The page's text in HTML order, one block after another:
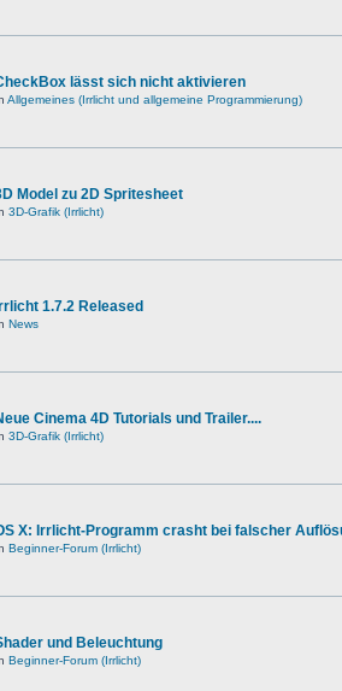
lässt sich nicht aktivieren
Allgemeines (Irrlicht und allgemeine Programmierung)
Model zu 2D Spritesheet
3D-Grafik (Irrlicht)
1.7.2 Released
News
Cinema 4D Tutorials und Trailer....
3D-Grafik (Irrlicht)
X: Irrlicht-Programm crasht bei falscher
Beginner-Forum (Irrlicht)
und Beleuchtung
Beginner-Forum (Irrlicht)